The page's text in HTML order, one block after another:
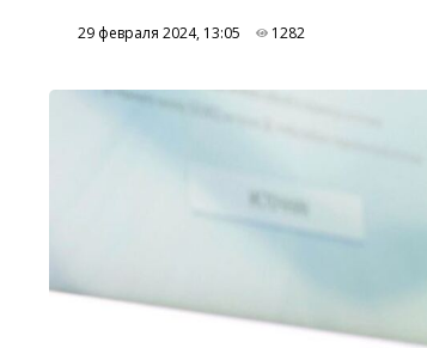
29 февраля 2024, 13:05 1282